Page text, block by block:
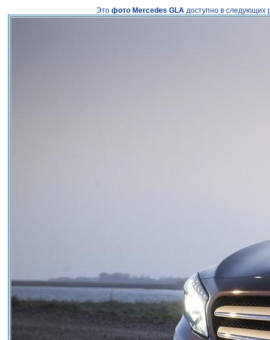
Это фото Mercedes GLA доступно в следующих